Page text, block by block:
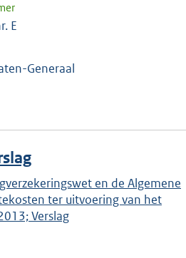
E
Generaal
en de Algemene
ter uitvoering van het
Verslag